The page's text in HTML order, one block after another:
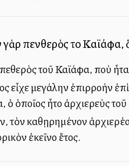
πενθερὸς τοῦ Καϊάφα,
τοῦ Καϊάφα, ποὺ
μεγάλην ἐπιρροὴν ἐπὶ
ὁ ὁποῖος ἦτο ἀρχιερεὺς
καθῃρημένον
ἐκεῖνο ἔτος.